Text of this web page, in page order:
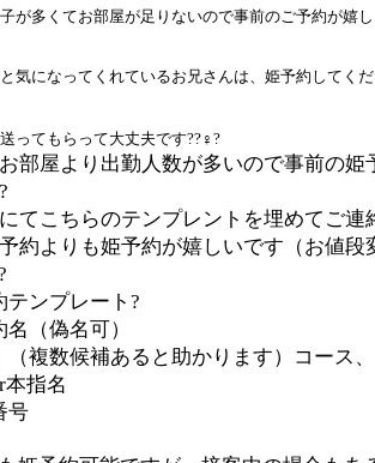
が多くてお部屋が足りないので事前のご予約が嬉
気になってくれているお兄さんは、姫予約してく
ってもらって大丈夫です??♀?
部屋より出勤人数が多いので事前の姫
てこちらのテンプレントを埋めてご連
約よりも姫予約が嬉しいです（お値段
テンプレート?
名（偽名可）
（複数候補あると助かります）コース
本指名
号